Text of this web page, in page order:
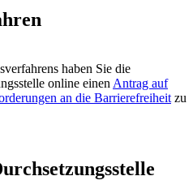
haben Sie die
online einen Antrag auf
an die Barrierefreiheit zu